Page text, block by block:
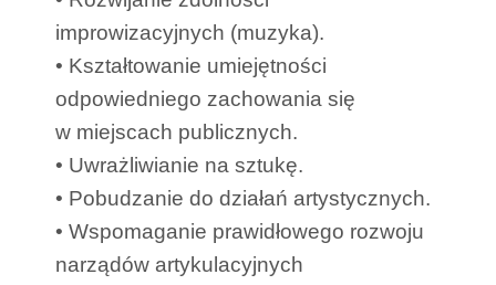
improwizacyjnych (muzyka).
• Kształtowanie umiejętności
odpowiedniego zachowania się
w miejscach publicznych.
• Uwrażliwianie na sztukę.
• Pobudzanie do działań artystycznych.
• Wspomaganie prawidłowego rozwoju
narządów artykulacyjnych